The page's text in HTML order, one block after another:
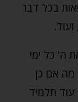
בכל דבר
ה' כל ימי
מה אם כן
תלמיד